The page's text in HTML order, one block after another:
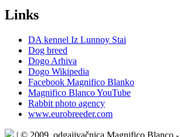
Links
DA kennel Iz Lunnoy Stai
Dog breed
Dogo Arhiva
Dogo Wikipedia
Facebook Magnifico Blanko
Magnifico Blanco YouTube
Rabbit photo agency
www.eurobreeder.com
| © 2009. odgajivačnica Magnifico Blanco